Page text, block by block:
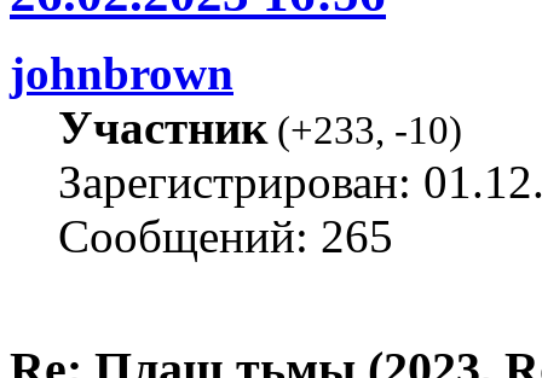
johnbrown
Участник(+233, -10)
Зарегистрирован:
Сообщений: 265